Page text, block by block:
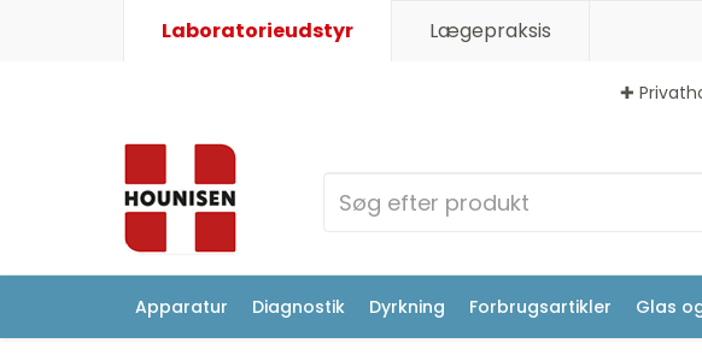
Laboratorieudstyr Lægepraksis
✚
Apparatur Diagnostik Dyrkning Forbrugsartikler Glas